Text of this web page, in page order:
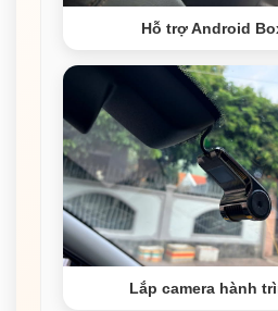
Hỗ trợ Android
Lắp camera hành